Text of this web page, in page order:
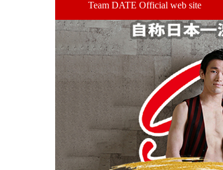
Team DATE Official web site